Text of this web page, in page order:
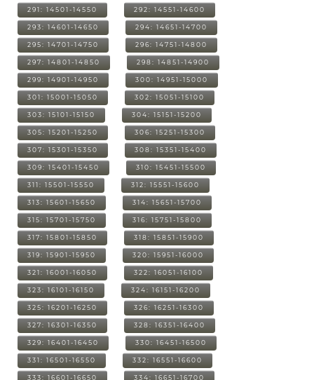
291: 14501-14550 292: 14551-14600
293: 14601-14650 294: 14651-14700
295: 14701-14750 296: 14751-14800
297: 14801-14850 298: 14851-14900
299: 14901-14950 300: 14951-15000
301: 15001-15050 302: 15051-15100
303: 15101-15150 304: 15151-15200
305: 15201-15250 306: 15251-15300
307: 15301-15350 308: 15351-15400
309: 15401-15450 310: 15451-15500
311: 15501-15550 312: 15551-15600
313: 15601-15650 314: 15651-15700
315: 15701-15750 316: 15751-15800
317: 15801-15850 318: 15851-15900
319: 15901-15950 320: 15951-16000
321: 16001-16050 322: 16051-16100
323: 16101-16150 324: 16151-16200
325: 16201-16250 326: 16251-16300
327: 16301-16350 328: 16351-16400
329: 16401-16450 330: 16451-16500
331: 16501-16550 332: 16551-16600
333: 16601-16650 334: 16651-16700